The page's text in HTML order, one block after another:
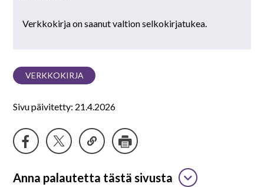
Verkkokirja on saanut valtion selkokirjatukea.
VERKKOKIRJA
Sivu päivitetty: 21.4.2026
Anna palautetta tästä sivusta